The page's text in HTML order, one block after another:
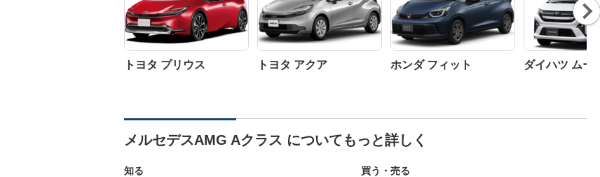
トヨタ プリウス トヨタ アクア ホンダ フィット ダイハツ ムーヴ
Nex
t
メルセデスAMG Aクラス についてもっと詳しく
知る
買う・売る